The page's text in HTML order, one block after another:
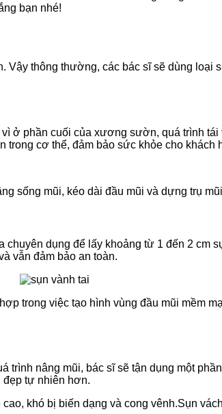
bạn nhé!
thông thường, các bác sĩ sẽ dùng loại
ở phần cuối của xương sườn, quá trình
cơ thể, đảm bảo sức khỏe cho khách
sống mũi, kéo dài đầu mũi và dựng trụ
dụng để lấy khoảng từ 1 đến 2 cm
vẫn đảm bảo an toàn.
trong việc tạo hình vùng đầu mũi mềm
nâng mũi, bác sĩ sẽ tận dụng một
đẹp tự nhiên hơn.
khó bị biến dạng và cong vênh.Sụn